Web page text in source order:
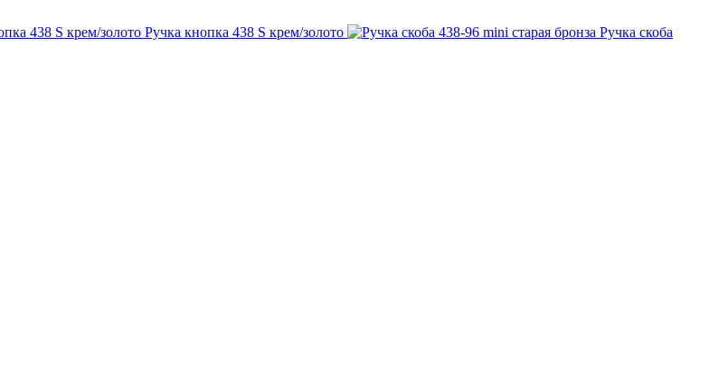
Ручка кнопка 438 S крем/золото
Ручка скоба